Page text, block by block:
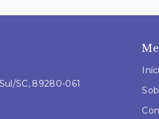
SC, 89280-061